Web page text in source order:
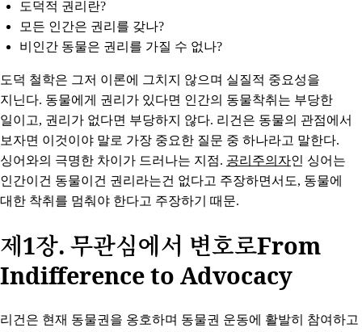
도덕적 권리란?
모든 인간은 권리를 갖나?
비인간 동물은 권리를 가질 수 없나?
도덕 철학은 그저 이론에 그치지 않으며 실질적 중요성을
지닌다. 동물에게 권리가 있다면 인간의 동물착취는 부당한
일이고, 권리가 없다면 부당하지 않다. 리건은 동물의 관점에서
보자면 이것이야 말로 가장 중요한 질문 중 하나라고 말한다.
싱어와의 극명한 차이가 드러나는 지점. 공리주의자인 싱어는
인간이건 동물이건 권리라는건 없다고 주장하면서도, 동물에
대한 착취를 멈춰야 한다고 주장하기 때문.
제1장. 무관심에서 변호로From
Indifference to Advocacy
리건은 현재 동물권을 옹호하며 동물권 운동에 활발히 참여하고